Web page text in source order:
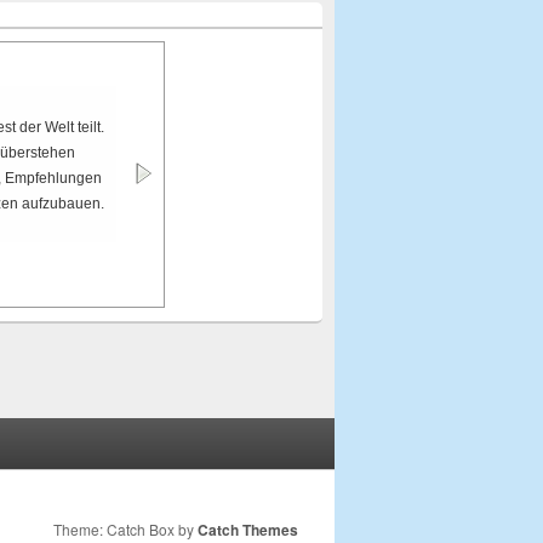
der Welt teilt.
Empfehlungen
aufzubauen.
Theme: Catch Box byCatch Themes